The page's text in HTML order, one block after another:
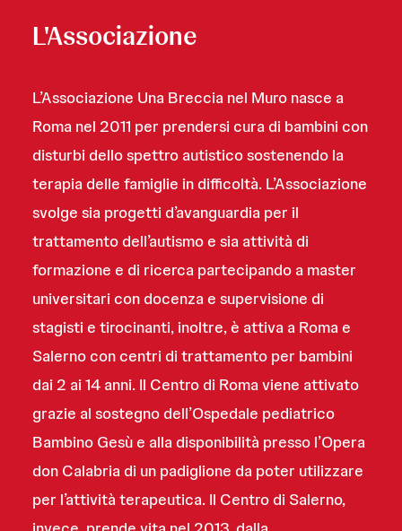
L'Associazione
L’Associazione Una Breccia nel Muro nasce a
Roma nel 2011 per prendersi cura di bambini con
disturbi dello spettro autistico sostenendo la
terapia delle famiglie in difficoltà. L’Associazione
svolge sia progetti d’avanguardia per il
trattamento dell’autismo e sia attività di
formazione e di ricerca partecipando a master
universitari con docenza e supervisione di
stagisti e tirocinanti, inoltre, è attiva a Roma e
Salerno con centri di trattamento per bambini
dai 2 ai 14 anni. Il Centro di Roma viene attivato
grazie al sostegno dell’Ospedale pediatrico
Bambino Gesù e alla disponibilità presso l’Opera
don Calabria di un padiglione da poter utilizzare
per l’attività terapeutica. Il Centro di Salerno,